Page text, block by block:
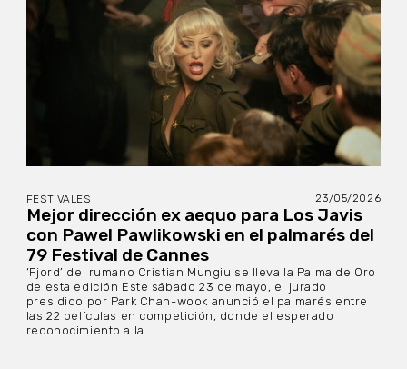
FESTIVALES 23/05/2026
Mejor dirección ex aequo para Los Javis
con Pawel Pawlikowski en el palmarés del
79 Festival de Cannes
‘Fjord’ del rumano Cristian Mungiu se lleva la Palma de Oro
de esta edición Este sábado 23 de mayo, el jurado
presidido por Park Chan-wook anunció el palmarés entre
las 22 películas en competición, donde el esperado
reconocimiento a la...